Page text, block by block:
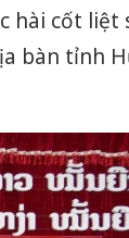
hài cốt liệt
bàn tỉnh